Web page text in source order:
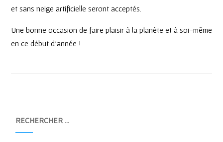
et sans neige artificielle seront acceptés.
Une bonne occasion de faire plaisir à la planète et à soi-même
en ce début d’année !
RECHERCHER …